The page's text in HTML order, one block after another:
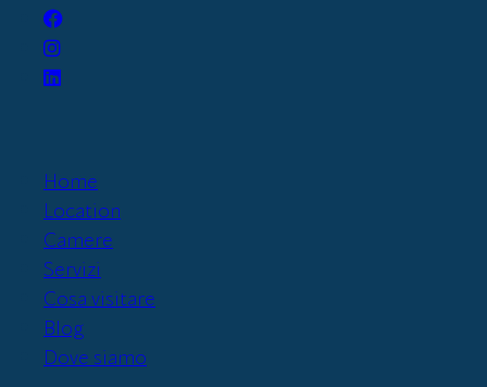
Home
Location
Camere
Servizi
Cosa visitare
Blog
Dove siamo